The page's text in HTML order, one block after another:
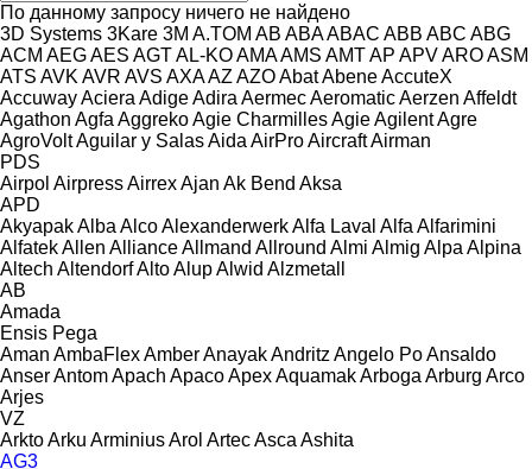
По данному запросу ничего не найдено
3D Systems 3Kare 3M A.TOM AB ABAABAC ABB ABC ABG
ACM AEGAES AGTAL-KOAMAAMS AMTAP APVAROASM
ATS AVK AVR AVS AXAAZ AZOAbatAbeneAccuteX
AccuwayAciera AdigeAdira AermecAeromaticAerzen Affeldt
Agathon Agfa AggrekoAgie CharmillesAgieAgilentAgre
AgroVoltAguilar y SalasAida AirProAircraftAirman
PDS
Airpol AirpressAirrexAjan Ak Bend Aksa
APD
AkyapakAlba AlcoAlexanderwerkAlfa Laval Alfa Alfarimini
AlfatekAllen AllianceAllmand Allround Almi Almig Alpa Alpina
Altech AltendorfAltoAlupAlwid Alzmetall
AB
Amada
Ensis Pega
Aman AmbaFlexAmberAnayakAndritz Angelo PoAnsaldo
AnserAntomApach ApacoApexAquamakArboga Arburg Arco
Arjes
VZ
ArktoArku ArminiusArol ArtecAsca Ashita
AG3